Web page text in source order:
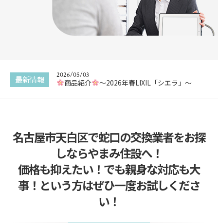
最新情報
2025/12/22
給湯器の追い焚き配管一つ穴と二つ穴の違い
2026/05/03
商品紹介 〜2026年春LIXIL「シエラ」〜
2025/12/29
給湯器交換はどこに頼んでも同じ？
2025/12/22
給湯器の追い焚き配管一つ穴と二つ穴の違い
新商品 カスタムバニティをご紹介
名古屋市天白区で蛇口の交換業者をお探
しならやまみ住設へ！
価格も抑えたい！でも親身な対応も大
事！という方はぜひ一度お試しくださ
い！